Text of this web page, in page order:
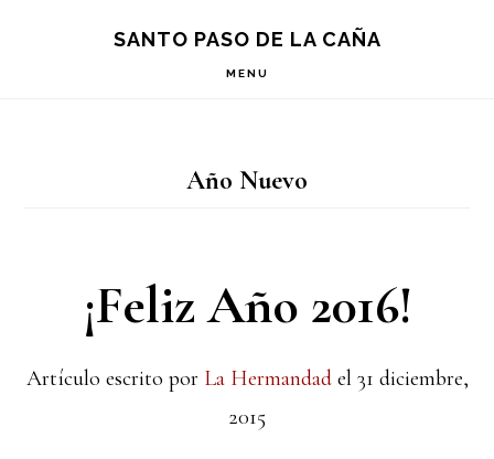
SANTO PASO DE LA CAÑA
MENU
Año Nuevo
¡Feliz Año 2016!
Artículo escrito por La Hermandadel 31 diciembre,
2015